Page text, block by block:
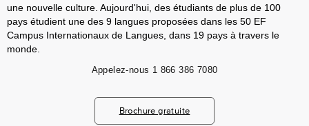
une nouvelle culture. Aujourd'hui, des étudiants de plus de 100
pays étudient une des 9 langues proposées dans les 50 EF
Campus Internationaux de Langues, dans 19 pays à travers le
monde.
Appelez-nous 1 866 386 7080
Brochure gratuite